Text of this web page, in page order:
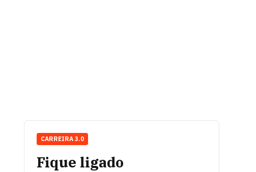
Fique ligado
CARREIRA 3.0